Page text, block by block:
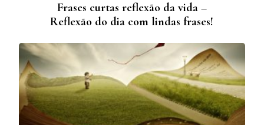
Frases curtas reflexão da vida –
Reflexão do dia com lindas frases!